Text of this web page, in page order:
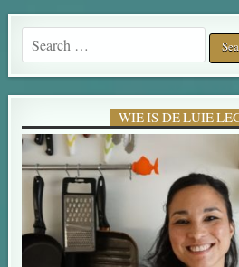
Search for:
WIE IS DE LUIE